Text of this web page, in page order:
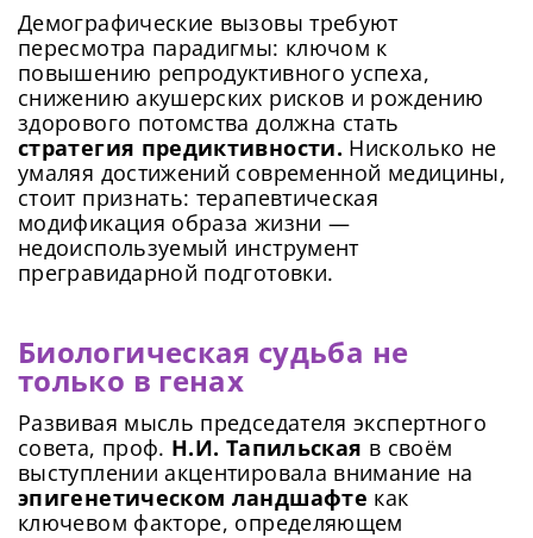
Демографические вызовы требуют
пересмотра парадигмы: ключом к
повышению репродуктивного успеха,
снижению акушерских рисков и рождению
здорового потомства должна стать
стратегия предиктивности. Нисколько не
умаляя достижений современной медицины,
стоит признать: терапевтическая
модификация образа жизни —
недоиспользуемый инструмент
прегравидарной подготовки.
Биологическая судьба не
только в генах
Развивая мысль председателя экспертного
совета, проф. Н.И. Тапильская в своём
выступлении акцентировала внимание на
эпигенетическом ландшафте как
ключевом факторе, определяющем